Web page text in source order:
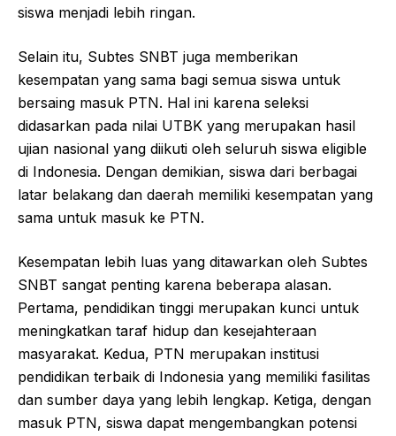
siswa menjadi lebih ringan.
Selain itu, Subtes SNBT juga memberikan
kesempatan yang sama bagi semua siswa untuk
bersaing masuk PTN. Hal ini karena seleksi
didasarkan pada nilai UTBK yang merupakan hasil
ujian nasional yang diikuti oleh seluruh siswa eligible
di Indonesia. Dengan demikian, siswa dari berbagai
latar belakang dan daerah memiliki kesempatan yang
sama untuk masuk ke PTN.
Kesempatan lebih luas yang ditawarkan oleh Subtes
SNBT sangat penting karena beberapa alasan.
Pertama, pendidikan tinggi merupakan kunci untuk
meningkatkan taraf hidup dan kesejahteraan
masyarakat. Kedua, PTN merupakan institusi
pendidikan terbaik di Indonesia yang memiliki fasilitas
dan sumber daya yang lebih lengkap. Ketiga, dengan
masuk PTN, siswa dapat mengembangkan potensi